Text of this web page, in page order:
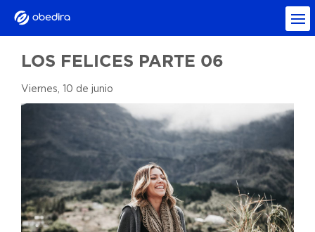
LOS FELICES PARTE 06
Viernes, 10 de junio